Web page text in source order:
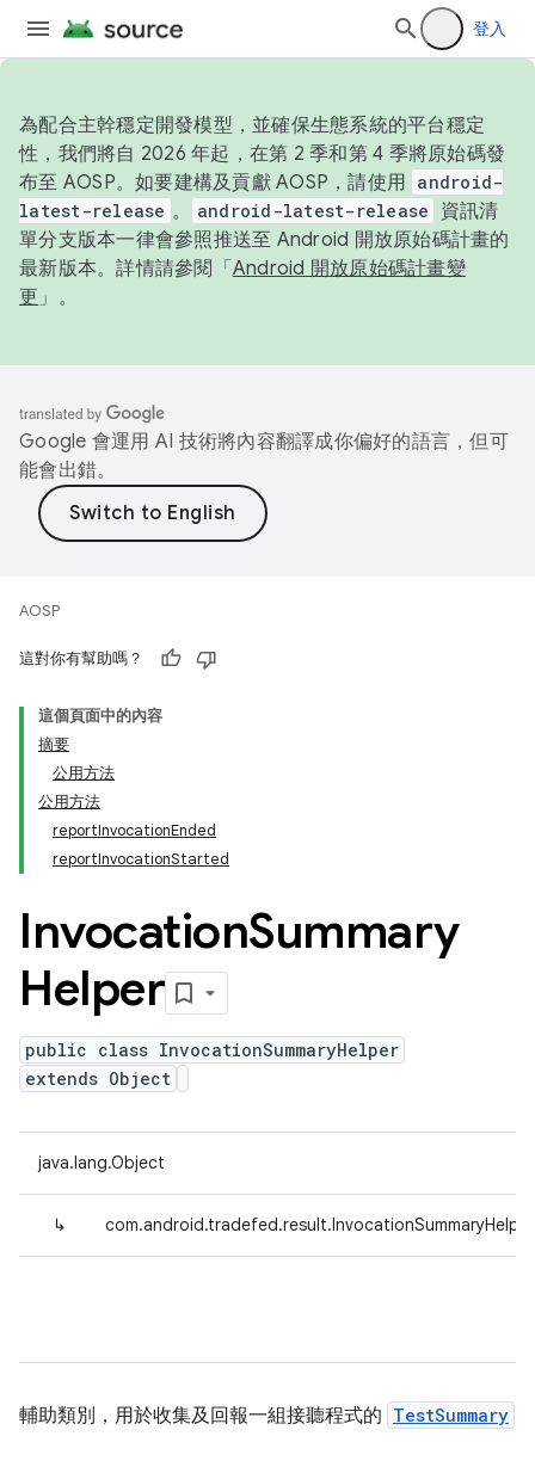
登入
為配合主幹穩定開發模型，並確保生態系統的平台穩定
性，我們將自 2026 年起，在第 2 季和第 4 季將原始碼發
布至 AOSP。如要建構及貢獻 AOSP，請使用 android-
latest-release 。 android-latest-release
資訊清
單分支版本一律會參照推送至 Android 開放原始碼計畫的
最新版本。詳情請參閱「 Android 開放原始碼計畫變
更 」。
Google 會運用 AI 技術將內容翻譯成你偏好的語言，但可
能會出錯。
AOSP
這對你有幫助嗎？
這個頁面中的內容
摘要
公用方法
公用方法
reportInvocationEnded
reportInvocationStarted
InvocationSummary
Helper
public class InvocationSummaryHelper
extends Object
java.lang.Object
↳ com.android.tradefed.result.InvocationSummaryHelper
輔助類別，用於收集及回報一組接聽程式的 TestSummary